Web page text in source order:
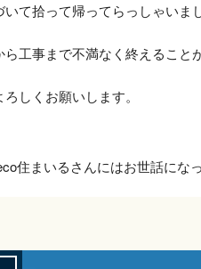
て拾って帰ってらっしゃいま
工事まで不満なく終えること
しくお願いします。
住まいるさんにはお世話にな